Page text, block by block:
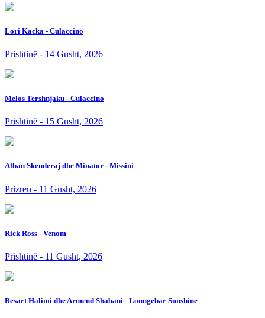
Lori Kacka - Culaccino
Prishtinë - 14 Gusht, 2026
Melos Tershnjaku - Culaccino
Prishtinë - 15 Gusht, 2026
Alban Skenderaj dhe Minator - Missini
Prizren - 11 Gusht, 2026
Rick Ross - Venom
Prishtinë - 11 Gusht, 2026
Besart Halimi dhe Armend Shabani - Loungebar Sunshine